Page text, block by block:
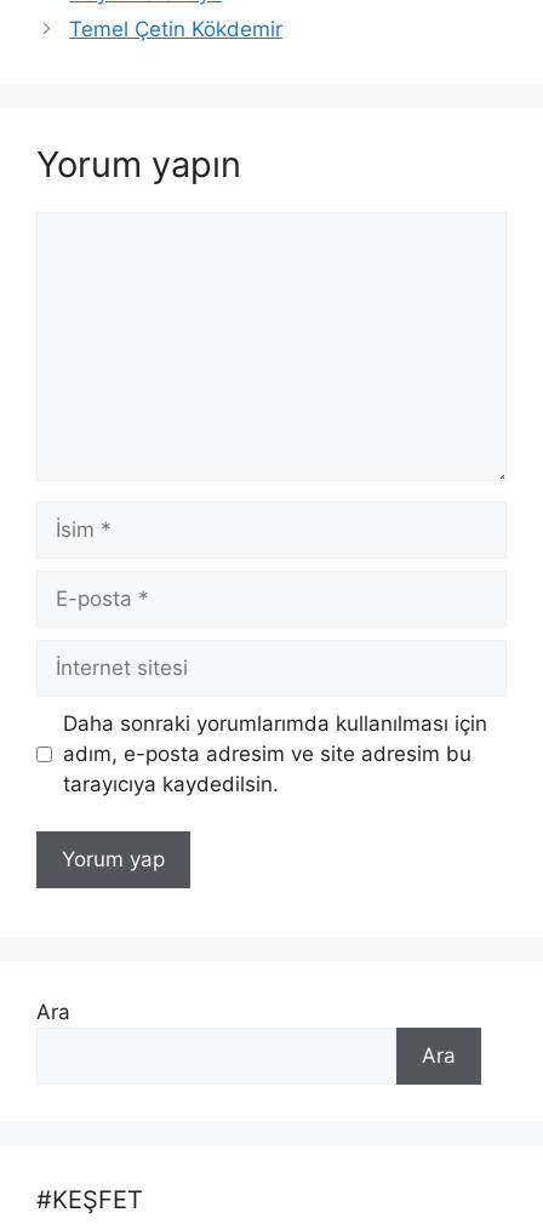
Temel Çetin Kökdemir
Yorum yapın
İsim
posta
İnternet
Daha sonraki yorumlarımda kullanılması için
adım, e-posta adresim ve site adresim bu
tarayıcıya kaydedilsin.
Ara
Ara
#KEŞFET